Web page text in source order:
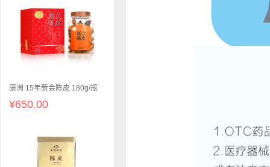
康洲 15年新会陈皮 180g/瓶
¥650.00